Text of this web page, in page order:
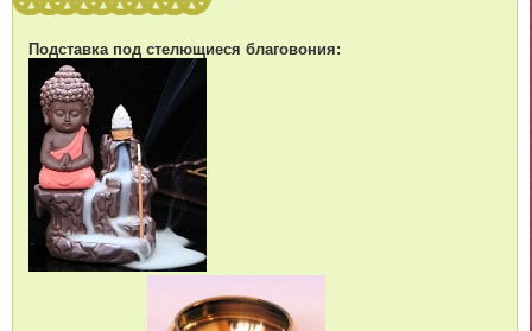
Подставка под стелющиеся благовония: